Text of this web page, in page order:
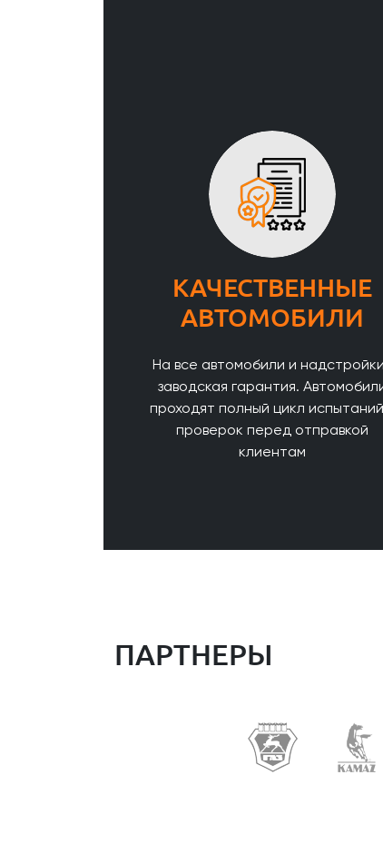
КАЧЕСТВЕННЫЕ
АВТОМОБИЛИ
На все автомобили и
заводская гарантия.
проходят полный цикл
проверок перед отправкой
клиентам
ПАРТНЕРЫ